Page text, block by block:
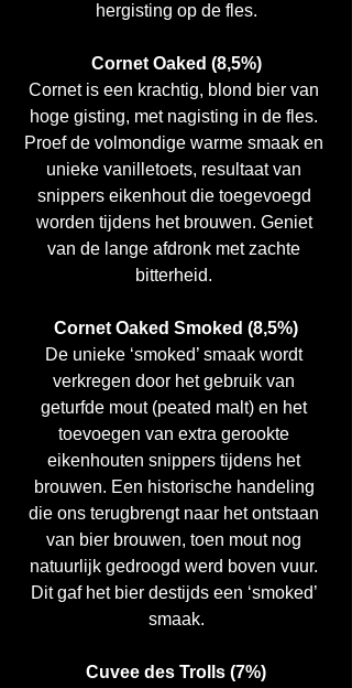
hergisting op de fles.
Cornet Oaked (8,5%)
Cornet is een krachtig, blond bier van
hoge gisting, met nagisting in de fles.
Proef de volmondige warme smaak en
unieke vanilletoets, resultaat van
snippers eikenhout die toegevoegd
worden tijdens het brouwen. Geniet
van de lange afdronk met zachte
bitterheid.
Cornet Oaked Smoked (8,5%)
De unieke ‘smoked’ smaak wordt
verkregen door het gebruik van
geturfde mout (peated malt) en het
toevoegen van extra gerookte
eikenhouten snippers tijdens het
brouwen. Een historische handeling
die ons terugbrengt naar het ontstaan
van bier brouwen, toen mout nog
natuurlijk gedroogd werd boven vuur.
Dit gaf het bier destijds een ‘smoked’
smaak.
Cuvee des Trolls (7%)